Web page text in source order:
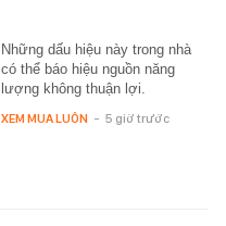
Những dấu hiệu này trong nhà
có thể báo hiệu nguồn năng
lượng không thuận lợi.
XEM MUA LUÔN - 5 giờ trước